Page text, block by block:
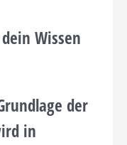
Wissen
der
in